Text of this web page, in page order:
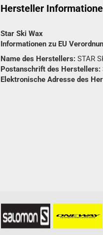
Hersteller
Star Ski Wax
Informationen zu EU
Name des Herstellers: STAR
Postanschrift des Herstellers:
Elektronische Adresse des
Für weitere Informationen